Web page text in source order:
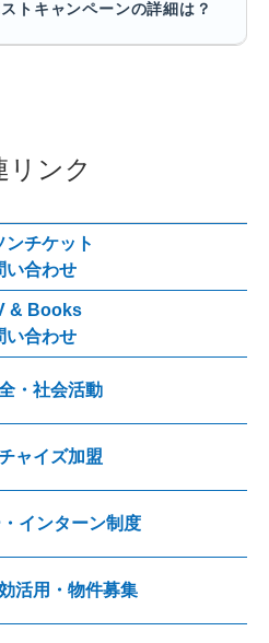
トキャンペーンの詳細は？
リンク
ンチケット
い合わせ
& Books
い合わせ
・社会活動
ャイズ加盟
インターン制度
活用・物件募集